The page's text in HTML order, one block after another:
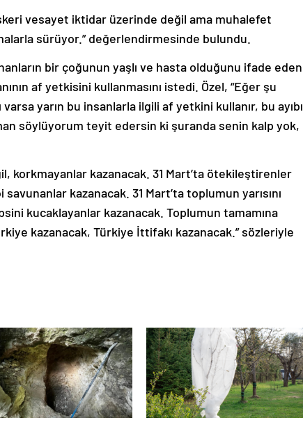
vesayet iktidar üzerinde değil ama muhalefet
sürüyor.” değerlendirmesinde bulundu.
bir çoğunun yaşlı ve hasta olduğunu ifade eden
af yetkisini kullanmasını istedi. Özel, “Eğer şu
yarın bu insanlarla ilgili af yetkini kullanır, bu ayıbı
söylüyorum teyit edersin ki şuranda senin kalp yok,
korkmayanlar kazanacak. 31 Mart’ta ötekileştirenler
kazanacak. 31 Mart’ta toplumun yarısını
kucaklayanlar kazanacak. Toplumun tamamına
kazanacak, Türkiye İttifakı kazanacak.” sözleriyle